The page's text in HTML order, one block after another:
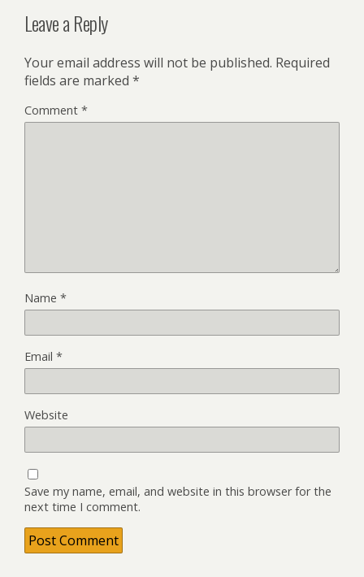
Leave a Reply
Your email address will not be published. Required
fields are marked *
Comment *
Name *
Email *
Website
Save my name, email, and website in this browser for the
next time I comment.